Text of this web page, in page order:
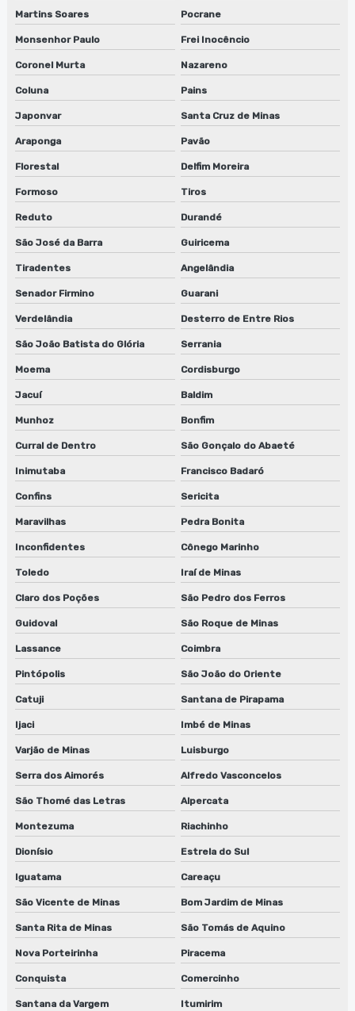
Martins Soares Pocrane
Monsenhor Paulo Frei Inocêncio
Coronel Murta Nazareno
Coluna Pains
Japonvar Santa Cruz de Minas
Araponga Pavão
Florestal Delfim Moreira
Formoso Tiros
Reduto Durandé
São José da Barra Guiricema
Tiradentes Angelândia
Senador Firmino Guarani
Verdelândia Desterro de Entre Rios
São João Batista do Glória Serrania
Moema Cordisburgo
Jacuí Baldim
Munhoz Bonfim
Curral de Dentro São Gonçalo do Abaeté
Inimutaba Francisco Badaró
Confins Sericita
Maravilhas Pedra Bonita
Inconfidentes Cônego Marinho
Toledo Iraí de Minas
Claro dos Poções São Pedro dos Ferros
Guidoval São Roque de Minas
Lassance Coimbra
Pintópolis São João do Oriente
Catuji Santana de Pirapama
Ijaci Imbé de Minas
Varjão de Minas Luisburgo
Serra dos Aimorés Alfredo Vasconcelos
São Thomé das Letras Alpercata
Montezuma Riachinho
Dionísio Estrela do Sul
Iguatama Careaçu
São Vicente de Minas Bom Jardim de Minas
Santa Rita de Minas São Tomás de Aquino
Nova Porteirinha Piracema
Conquista Comercinho
Santana da Vargem Itumirim